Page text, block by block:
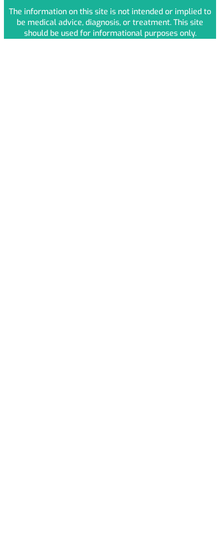
The information on this site is not intended or implied to
be medical advice, diagnosis, or treatment. This site
should be used for informational purposes only.